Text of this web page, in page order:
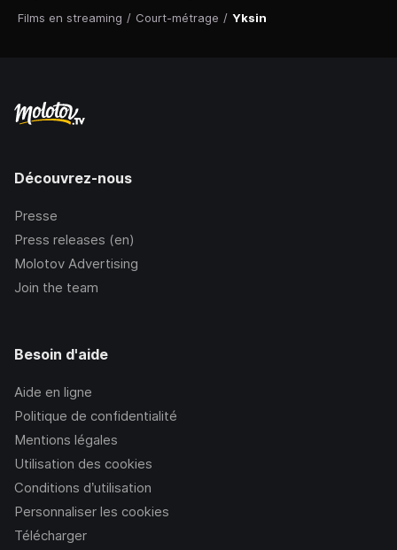
Films en streaming / Court-métrage / Yksin
Découvrez-nous
Presse
Press releases (en)
Molotov Advertising
Join the team
Besoin d'aide
Aide en ligne
Politique de confidentialité
Mentions légales
Utilisation des cookies
Conditions d’utilisation
Personnaliser les cookies
Télécharger